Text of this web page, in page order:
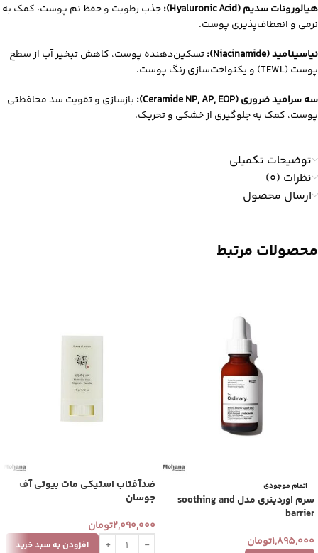
هیالورونات سدیم (Hyaluronic Acid):
جذب رطوبت و حفظ نم پوست، کمک به
نرمی و انعطاف‌پذیری پوست.
نیاسینامید (Niacinamide):
تسکین‌دهنده پوست، کاهش تبخیر آب از سطح
پوست (TEWL) و یکنواخت‌سازی رنگ پوست.
سه سرامید ضروری (Ceramide NP, AP, EOP):
بازسازی و تقویت سد محافظتی
پوست، کمک به جلوگیری از خشکی و تحریک.
توضیحات تکمیلی
نظرات (0)
ارسال محصول
محصولات مرتبط
اتمام موجودی
سرم اوردینری مدل soothing and
barrier
1,895,000تومان
ضدآفتاب استیکی مات بیوتی آف‌
جوسان
2,090,000تومان
افزودن به سبد خرید